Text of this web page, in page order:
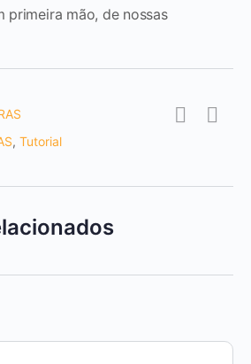
primeira mão, de nossas
, Tutorial